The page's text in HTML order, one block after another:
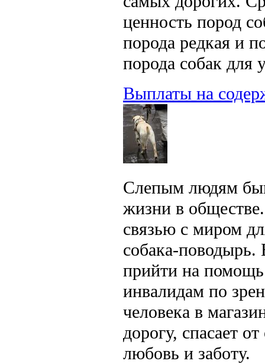
ценность пород
порода редкая и
порода собак для
Выплаты на
Слепым людям
жизни в
связью с миром
собака-поводырь.
прийти на
инвалидам по
человека в
дорогу, спасает
любовь и заботу.